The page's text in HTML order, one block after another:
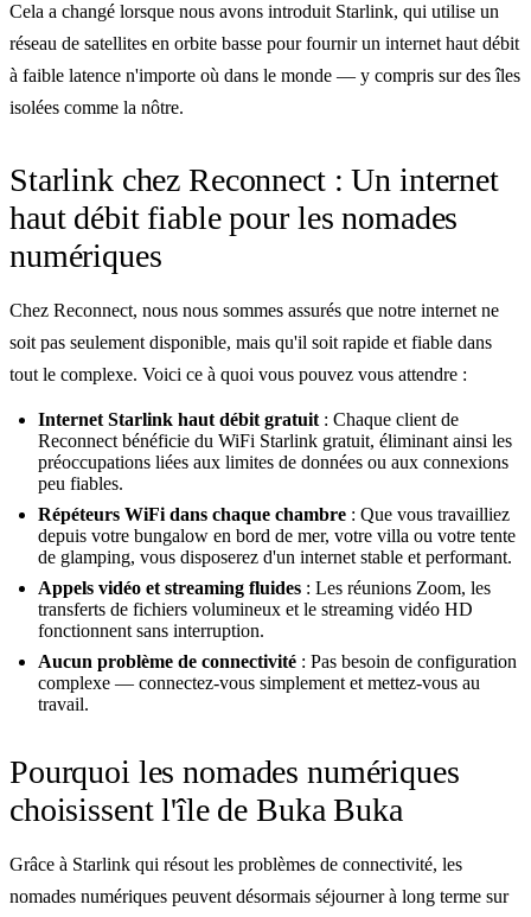
Cela a changé lorsque nous avons introduit Starlink, qui utilise un
réseau de satellites en orbite basse pour fournir un internet haut débit
à faible latence n'importe où dans le monde — y compris sur des îles
isolées comme la nôtre.
Starlink chez Reconnect : Un internet
haut débit fiable pour les nomades
numériques
Chez Reconnect, nous nous sommes assurés que notre internet ne
soit pas seulement disponible, mais qu'il soit rapide et fiable dans
tout le complexe. Voici ce à quoi vous pouvez vous attendre :
Internet Starlink haut débit gratuit : Chaque client de
Reconnect bénéficie du WiFi Starlink gratuit, éliminant ainsi les
préoccupations liées aux limites de données ou aux connexions
peu fiables.
Répéteurs WiFi dans chaque chambre : Que vous travailliez
depuis votre bungalow en bord de mer, votre villa ou votre tente
de glamping, vous disposerez d'un internet stable et performant.
Appels vidéo et streaming fluides : Les réunions Zoom, les
transferts de fichiers volumineux et le streaming vidéo HD
fonctionnent sans interruption.
Aucun problème de connectivité : Pas besoin de configuration
complexe — connectez-vous simplement et mettez-vous au
travail.
Pourquoi les nomades numériques
choisissent l'île de Buka Buka
Grâce à Starlink qui résout les problèmes de connectivité, les
nomades numériques peuvent désormais séjourner à long terme sur